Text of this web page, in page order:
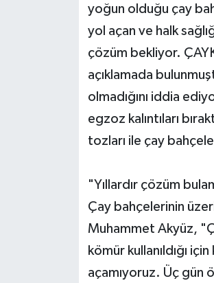
yoğun olduğu çay
yol açan ve halk
çözüm bekliyor.
açıklamada
olmadığını iddia
egzoz kalıntıları
tozları ile çay
"Yıllardır çözüm
Çay bahçelerinin
Muhammet Akyüz,
kömür kullanıldığı
açamıyoruz. Üç gün